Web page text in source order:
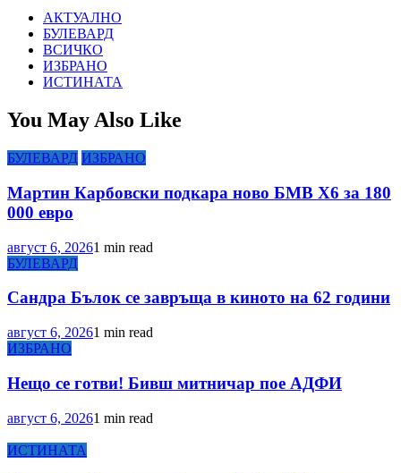
АКТУАЛНО
БУЛЕВАРД
ВСИЧКО
ИЗБРАНО
ИСТИНАТА
You May Also Like
БУЛЕВАРД ИЗБРАНО
Мартин Карбовски подкара ново БМВ Х6 за 180
000 евро
август 6, 20261 min read
БУЛЕВАРД
Сандра Бълок се завръща в киното на 62 години
август 6, 20261 min read
ИЗБРАНО
Нещо се готви! Бивш митничар пое АДФИ
август 6, 20261 min read
ИСТИНАТА